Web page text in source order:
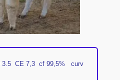
3.5 CE 7,3 cf 99,5% curv